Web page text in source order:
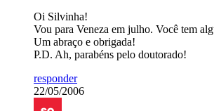
Oi Silvinha!
Vou para Veneza em julho. Você tem
Um abraço e obrigada!
P.D. Ah, parabéns pelo doutorado!
responder
22/05/2006